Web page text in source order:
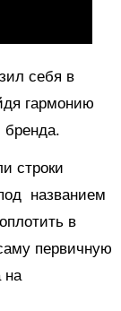
себя в
гармонию
строки
названием
в
первичную
на